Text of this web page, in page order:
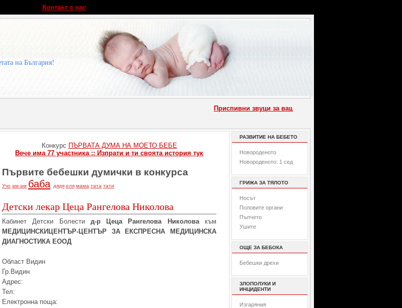
Контакт с нас
на България!
Приспивни звуци за вашето бебе
Конкурс ПЪРВАТА ДУМА НА МОЕТО БЕБЕ
Вече има 77 участника :: Изпрати и ти своята история тук
Първите бебешки думички в конкурса
Учо ам-ам баба дядя еля мама тата тати
Детски лекар Цеца Рангелова Николова
Кабинет Детски Болести д-р Цеца Рангелова Николова
към
МЕДИЦИНСКИЦЕНТЪР-ЦЕНТЪР ЗА ЕКСПРЕСНА МЕДИЦИНСКА
ДИАГНОСТИКА ЕООД
Област Видин
Гр.Видин
Адрес:
Тел:
Електронна поща:
РАЗВИТИЕ НА БЕБЕТО
Новороденото
Новороденото: 1 сед
ГРИЖА ЗА ТЯЛОТО
Носът
Половите органи
Пъпчето
Ушите
ОЩЕ ЗА БЕБОКА
Бебешки дрехи
ЗЛОПОЛУКИ И
ИНЦИДЕНТИ
Изгаряния